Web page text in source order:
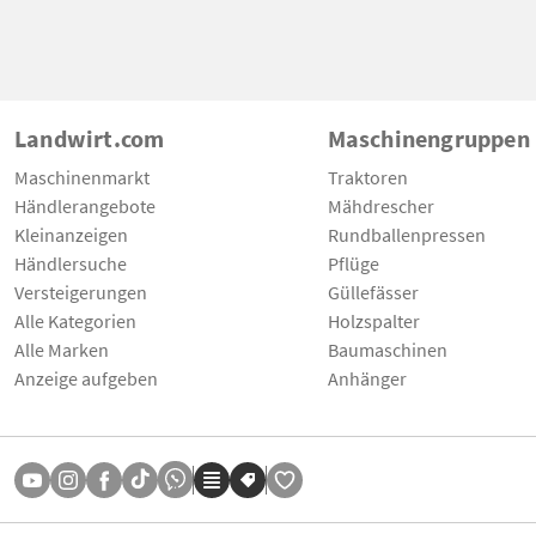
Landwirt.com
Maschinenmarkt
Händlerangebote
Kleinanzeigen
Händlersuche
Versteigerungen
Alle Kategorien
Alle Marken
Anzeige aufgeben
Maschinengruppen
Traktoren
Mähdrescher
Rundballenpressen
Pflüge
Güllefässer
Holzspalter
Baumaschinen
Anhänger